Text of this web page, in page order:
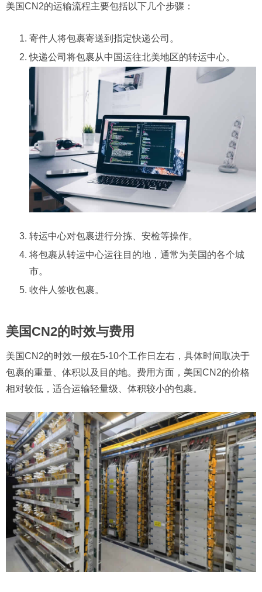
美国CN2的运输流程主要包括以下几个步骤：
寄件人将包裹寄送到指定快递公司。
快递公司将包裹从中国运往北美地区的转运中心。
转运中心对包裹进行分拣、安检等操作。
将包裹从转运中心运往目的地，通常为美国的各个城
市。
收件人签收包裹。
美国CN2的时效与费用
美国CN2的时效一般在5-10个工作日左右，具体时间取决于
包裹的重量、体积以及目的地。费用方面，美国CN2的价格
相对较低，适合运输轻量级、体积较小的包裹。